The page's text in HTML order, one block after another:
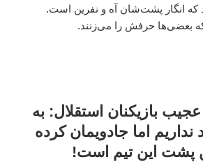
انگار پشت‌شان آه و نفرین است.
بعضی‌ها حرفش را می‌زنند.
بازیکنان استقلال: به
نداریم اما جادویمان کرده
پشت این تیم است!